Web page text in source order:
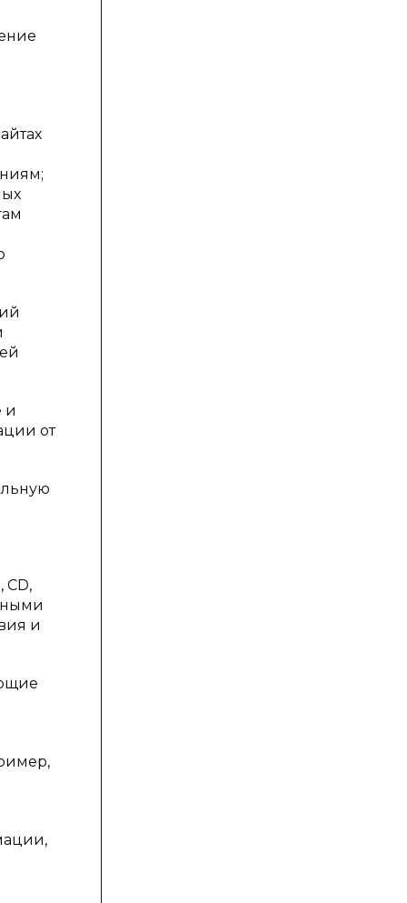
и
от
и